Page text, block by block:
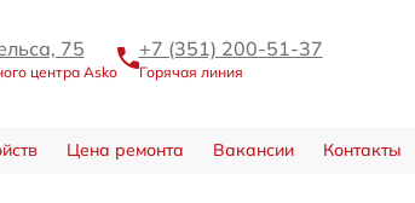
75
центра Asko
+7 (351) 200-51-37
Горячая линия
Цена ремонта Вакансии Контакты